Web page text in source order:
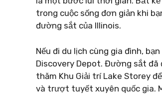
trong cuộc sống đơn giản khi
đường sắt của Illinois.
Nếu đi du lịch cùng gia đình,
Discovery Depot. Đường sắt đã
thăm Khu Giải trí Lake Storey
và trượt tuyết xuyên quốc gia.